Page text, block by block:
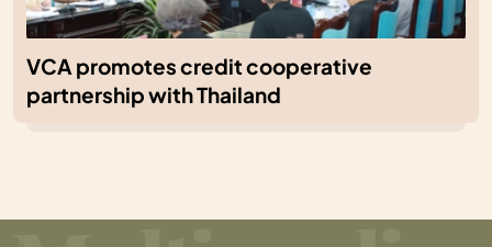
VCA promotes credit cooperative
partnership with Thailand